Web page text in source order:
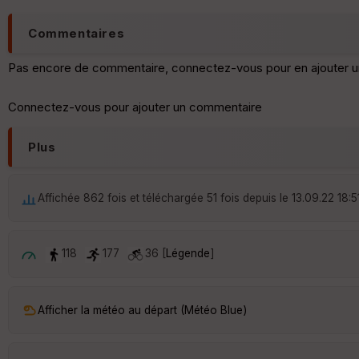
Commentaires
Pas encore de commentaire, connectez-vous pour en ajouter
Connectez-vous pour ajouter un commentaire
Plus
Affichée 862 fois et téléchargée 51 fois depuis le 13.09.22
118 177 36 [ Légende]
Afficher la météo au départ (Météo Blue)